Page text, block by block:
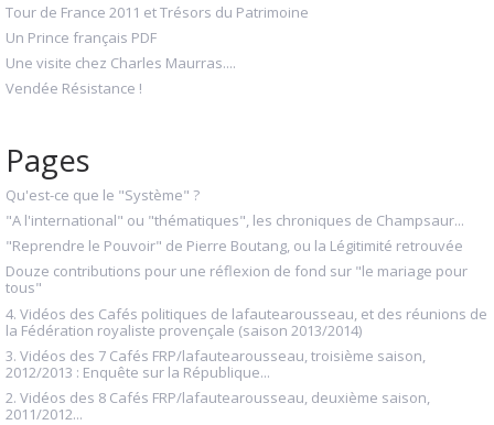
Tour de France 2011 et Trésors du Patrimoine
Un Prince français PDF
Une visite chez Charles Maurras....
Vendée Résistance !
Pages
Qu'est-ce que le "Système" ?
"A l'international" ou "thématiques", les chroniques de Champsaur...
"Reprendre le Pouvoir" de Pierre Boutang, ou la Légitimité retrouvée
Douze contributions pour une réflexion de fond sur "le mariage pour
tous"
4. Vidéos des Cafés politiques de lafautearousseau, et des réunions de
la Fédération royaliste provençale (saison 2013/2014)
3. Vidéos des 7 Cafés FRP/lafautearousseau, troisième saison,
2012/2013 : Enquête sur la République...
2. Vidéos des 8 Cafés FRP/lafautearousseau, deuxième saison,
2011/2012...